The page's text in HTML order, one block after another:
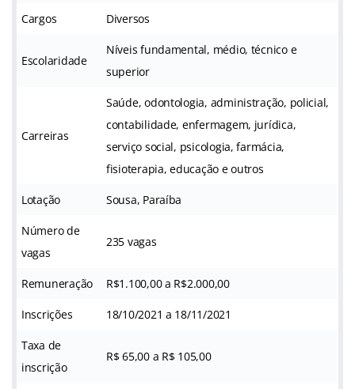
Cargos Diversos
Escolaridade
Níveis fundamental, médio, técnico e
superior
Carreiras
Saúde, odontologia, administração, policial,
contabilidade, enfermagem, jurídica,
serviço social, psicologia, farmácia,
fisioterapia, educação e outros
Lotação Sousa, Paraíba
Número de
vagas
235 vagas
Remuneração R$1.100,00 a R$2.000,00
Inscrições 18/10/2021 a 18/11/2021
Taxa de
inscrição
R$ 65,00 a R$ 105,00